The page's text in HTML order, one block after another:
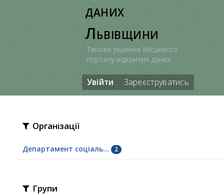
даних
Львівщини
Типове рішення Місцевого
порталу відкритих даних
Увійти Зареєструватись
Організації
Департамент соціаль... 2
Групи